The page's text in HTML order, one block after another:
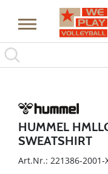
HUMMEL
SWEATSHIRT
Art.Nr.: 221386-2001-